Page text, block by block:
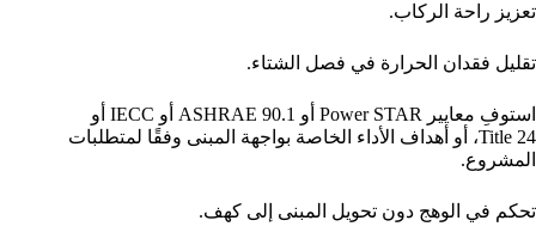
تعزيز راحة الركاب.
تقليل فقدان الحرارة في فصل الشتاء.
استوفِ معايير Power STAR أو ASHRAE 90.1 أو IECC أو
Title 24، أو أهداف الأداء الخاصة بواجهة المبنى وفقًا لمتطلبات
المشروع.
تحكم في الوهج دون تحويل المبنى إلى كهف.